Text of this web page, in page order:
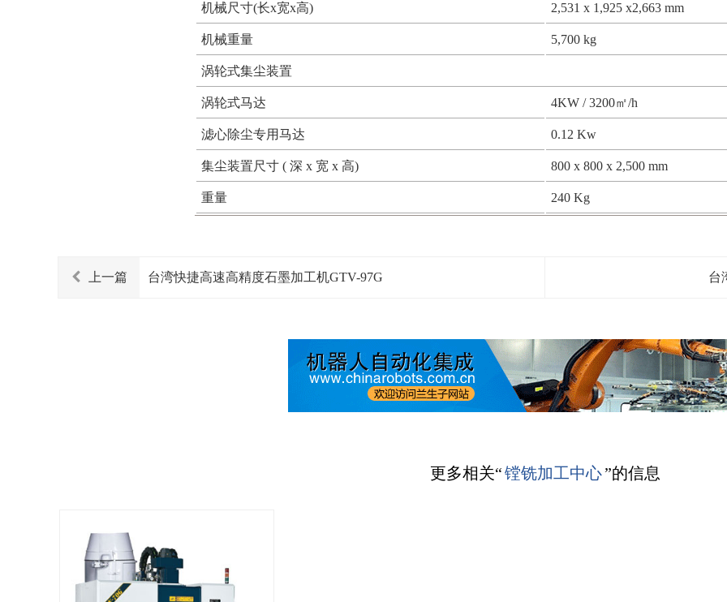
机械尺寸(长x宽x高) 2,531 x 1,925 x2,663 mm
机械重量 5,700 kg
涡轮式集尘装置
涡轮式马达 4KW / 3200㎡/h
滤心除尘专用马达 0.12 Kw
集尘装置尺寸 ( 深 x 宽 x 高) 800 x 800 x 2,500 mm
重量 240 Kg
上一篇 台湾快捷高速高精度石墨加工机GTV-97G 台
更多相关“镗铣加工中心”的信息